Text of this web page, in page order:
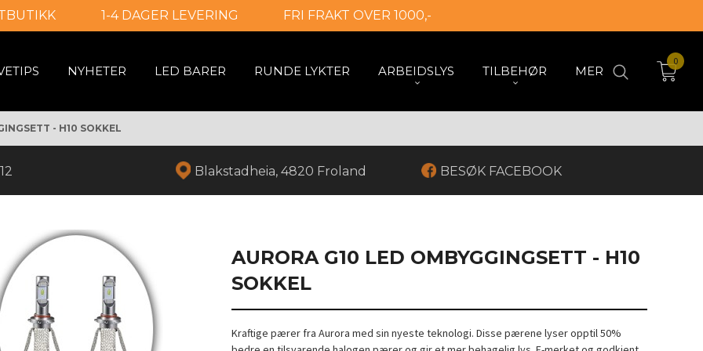
1-4 DAGER LEVERING FRI FRAKT OVER 1000,-
NYHETER LED BARER RUNDE LYKTER ARBEIDSLYS TILBEHØR MER
0
- H10 SOKKEL
Blakstadheia, 4820 Froland BESØK FACEBOOK
AURORA G10 LED OMBYGGINGSETT - H10
SOKKEL
Kraftige pærer fra Aurora med sin nyeste teknologi. Disse pærene lyser opptil 50%